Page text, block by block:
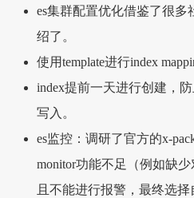
es集群配置优化借鉴了很
绍了。
使用template进行index
index提前一天进行创建，
写入。
es监控：调研了官方的x-
monitor功能不足（例如缺
且不能进行报警，最终选